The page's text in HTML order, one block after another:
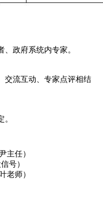
政府系统内专家。
交流互动、专家点评相结
主任）
）
老师）